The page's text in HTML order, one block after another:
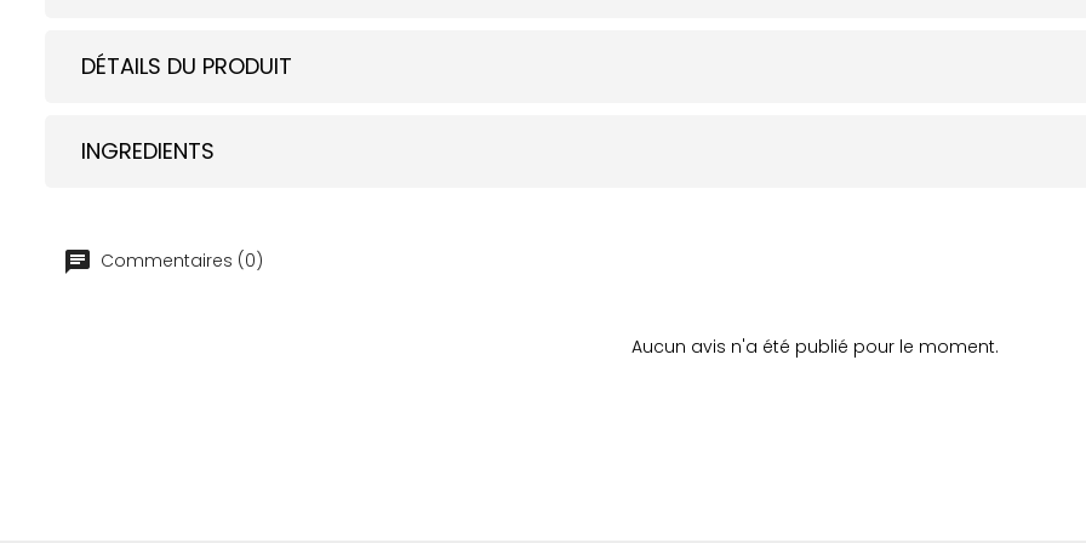
DÉTAILS DU PRODUIT
INGREDIENTS
Commentaires (0)
Aucun avis n'a été publié pour le moment.